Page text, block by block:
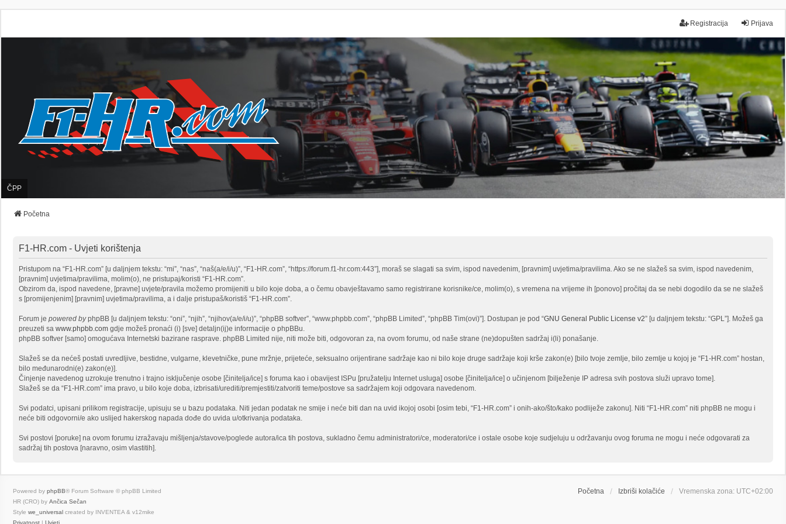
Prijava
Registracija
ČPP
Početna
F1-HR.com - Uvjeti korištenja
Pristupom na “F1-HR.com” [u daljnjem tekstu: “mi”, “nas”, “naš(a/e/i/u)”, “F1-HR.com”, “https://forum.f1-hr.com:443”], moraš se slagati sa svim, ispod navedenim, [pravnim] uvjetima/pravilima. Ako se ne slažeš sa svim, ispod navedenim,
[pravnim] uvjetima/pravilima, molim(o), ne pristupaj/koristi “F1-HR.com”.
Obzirom da, ispod navedene, [pravne] uvjete/pravila možemo promijeniti u bilo koje doba, a o čemu obavještavamo samo registrirane korisnike/ce, molim(o), s vremena na vrijeme ih [ponovo] pročitaj da se nebi dogodilo da se ne slažeš
s [promijenjenim] [pravnim] uvjetima/pravilima, a i dalje pristupaš/koristiš “F1-HR.com”.
Forum je powered byphpBB [u daljnjem tekstu: “oni”, “njih”, “njihov(a/e/i/u)”, “phpBB softver”, “www.phpbb.com”, “phpBB Limited”, “phpBB Tim(ovi)”]. Dostupan je pod “GNU General Public License v2” [u daljnjem tekstu: “GPL”]. Možeš ga
preuzeti sa www.phpbb.com gdje možeš pronaći (i) [sve] detaljn(ij)e informacije o phpBBu.
phpBB softver [samo] omogućava Internetski bazirane rasprave. phpBB Limited nije, niti može biti, odgovoran za, na ovom forumu, od naše strane (ne)dopušten sadržaj i(li) ponašanje.
Slažeš se da nećeš postati uvredljive, bestidne, vulgarne, klevetničke, pune mržnje, prijeteće, seksualno orijentirane sadržaje kao ni bilo koje druge sadržaje koji krše zakon(e) [bilo tvoje zemlje, bilo zemlje u kojoj je “F1-HR.com” hostan,
bilo međunarodni(e) zakon(e)].
Činjenje navedenog uzrokuje trenutno i trajno isključenje osobe [činitelja/ice] s foruma kao i obavijest ISPu [pružatelju Internet usluga] osobe [činitelja/ice] o učinjenom [bilježenje IP adresa svih postova služi upravo tome].
Slažeš se da “F1-HR.com” ima pravo, u bilo koje doba, izbrisati/urediti/premjestiti/zatvoriti teme/postove sa sadržajem koji odgovara navedenom.
Svi podatci, upisani prilikom registracije, upisuju se u bazu podataka. Niti jedan podatak ne smije i neće biti dan na uvid ikojoj osobi [osim tebi, “F1-HR.com” i onih-ako/što/kako podliježe zakonu]. Niti “F1-HR.com” niti phpBB ne mogu i
neće biti odgovorni/e ako uslijed hakerskog napada dođe do uvida u/otkrivanja podataka.
Svi postovi [poruke] na ovom forumu izražavaju mišljenja/stavove/poglede autora/ica tih postova, sukladno čemu administratori/ce, moderatori/ce i ostale osobe koje sudjeluju u održavanju ovog foruma ne mogu i neće odgovarati za
sadržaj tih postova [naravno, osim vlastitih].
Početna Izbriši kolačiće Vremenska zona: UTC+02:00
Powered by phpBB® Forum Software © phpBB Limited
HR (CRO) by Ančica Sečan
Style we_universal created by INVENTEA & v12mike
Privatnost | Uvjeti